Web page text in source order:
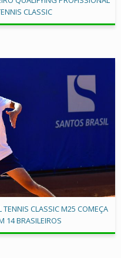
CLASSIC
CLASSIC M25 COMEÇA
14 BRASILEIROS